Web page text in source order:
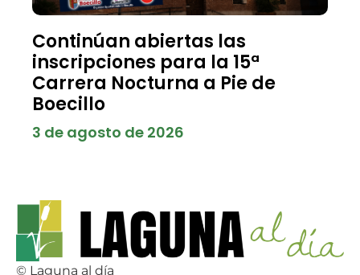
Continúan abiertas las
inscripciones para la 15ª
Carrera Nocturna a Pie de
Boecillo
3 de agosto de 2026
© Laguna al día